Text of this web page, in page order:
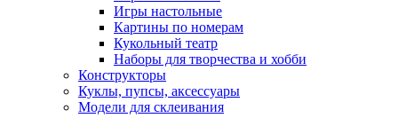
Игры настольные
Картины по номерам
Кукольный театр
Наборы для творчества и хобби
Конструкторы
Куклы, пупсы, аксессуары
Модели для склеивания